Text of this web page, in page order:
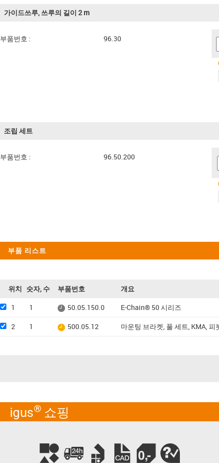
가이드쓰루, 쓰루의 길이 2 m
부품번호 : 96.30
조립 세트
부품번호 : 96.50.200
부품 리스트
위치 숫자, 수 부품번호
개요
1
1 50.05.150.0 E-Chain® 50 시리즈
2 1 500.05.12 마운팅 브라켓, 풀 세트, KMA, 피
igus® 쇼핑